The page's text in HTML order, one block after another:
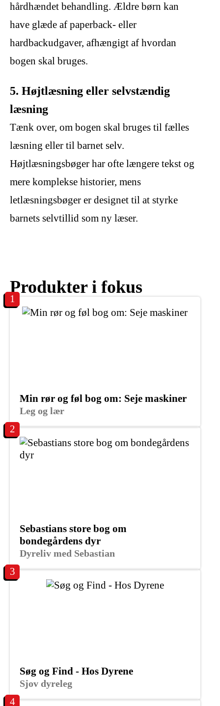
hårdhændet behandling. Ældre børn kan
have glæde af paperback- eller
hardbackudgaver, afhængigt af hvordan
bogen skal bruges.
5. Højtlæsning eller selvstændig
læsning
Tænk over, om bogen skal bruges til fælles
læsning eller til barnet selv.
Højtlæsningsbøger har ofte længere tekst og
mere komplekse historier, mens
letlæsningsbøger er designet til at styrke
barnets selvtillid som ny læser.
Produkter i fokus
1
Leg og lær
Min rør og føl bog om: Seje maskiner
2
Dyreliv med Sebastian
Sebastians store bog om
bondegårdens dyr
3
Sjov dyreleg
Søg og Find - Hos Dyrene
4